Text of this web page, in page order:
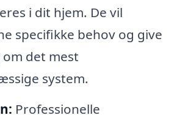
i dit hjem. De vil
specifikke behov og give
det mest
system.
Professionelle